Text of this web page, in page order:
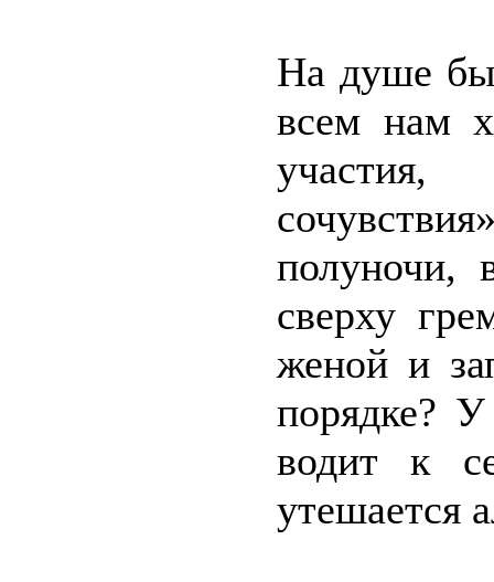
На душе
всем нам
полуночи,
сверху
женой и
порядке?
водит к
утешается